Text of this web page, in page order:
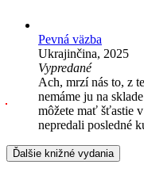
Pevná väzba
Ukrajinčina, 2025
Vypredané
Ach, mrzí nás to, z
nemáme ju na
môžete mať šťastie
nepredali posledné
Ďalšie knižné vydania